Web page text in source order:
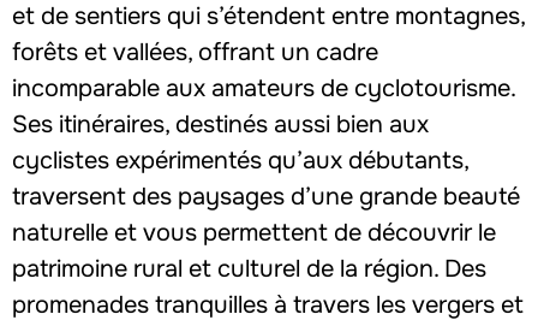
et de sentiers qui s’étendent entre montagnes,
forêts et vallées, offrant un cadre
incomparable aux amateurs de cyclotourisme.
Ses itinéraires, destinés aussi bien aux
cyclistes expérimentés qu’aux débutants,
traversent des paysages d’une grande beauté
naturelle et vous permettent de découvrir le
patrimoine rural et culturel de la région. Des
promenades tranquilles à travers les vergers et